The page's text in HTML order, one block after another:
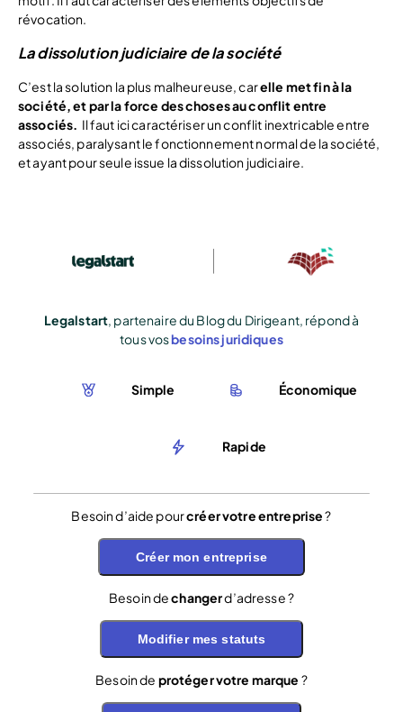
révocation.
La dissolution judiciaire de la société
C’est la solution la plus malheureuse, carelle met fin à la
société, et par la force des choses au conflit entre
associés.
Il faut ici caractériser un conflit inextricable entre
associés, paralysant le fonctionnement normal de la société,
et ayant pour seule issue la dissolution judiciaire.
Legalstart, partenaire du Blog du Dirigeant, répond à
tous vosbesoins juridiques
Simple Économique
Rapide
Besoin d’aide pourcréer votre entreprise?
Créer mon entreprise
Besoin dechangerd’adresse ?
Modifier mes statuts
Besoin de protéger votre marque ?